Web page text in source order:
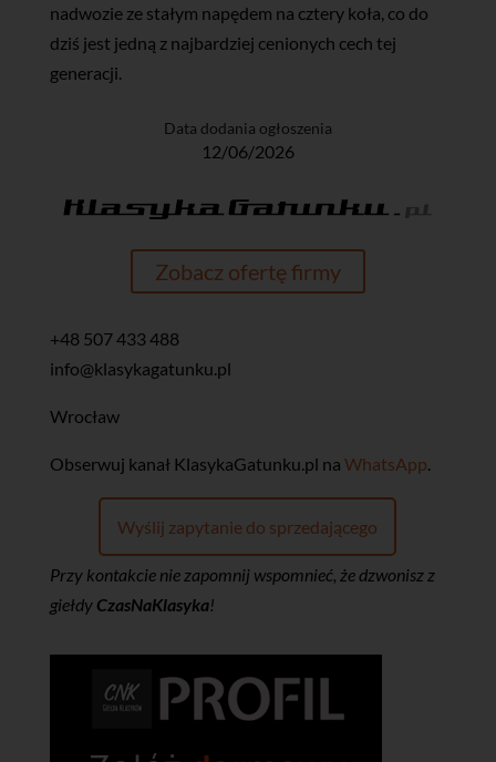
nadwozie ze stałym napędem na cztery koła, co do
dziś jest jedną z najbardziej cenionych cech tej
generacji.
Data dodania ogłoszenia
12/06/2026
Zobacz ofertę firmy
+48 507 433 488
info@klasykagatunku.pl
Wrocław
‎Obserwuj kanał KlasykaGatunku.pl na WhatsApp
Wyślij zapytanie do sprzedającego
Przy kontakcie nie zapomnij wspomnieć, że dzwonisz z
giełdy CzasNaKlasyka!